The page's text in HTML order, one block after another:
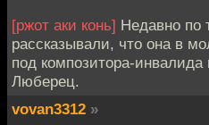
[ржот аки конь] Недавно по
рассказывали, что она в
под композитора-
Люберец.
vovan3312 »